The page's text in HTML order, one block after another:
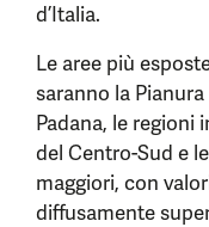
d’Italia.
Le aree più
saranno la Pianura
Padana, le regioni
del Centro-Sud e
maggiori, con
diffusamente